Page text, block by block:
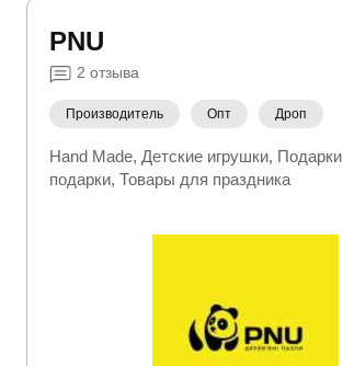
PNU
2 отзыва
Производитель Опт Дроп
Hand Made Детские игрушки Подарки
подарки Товары для праздника